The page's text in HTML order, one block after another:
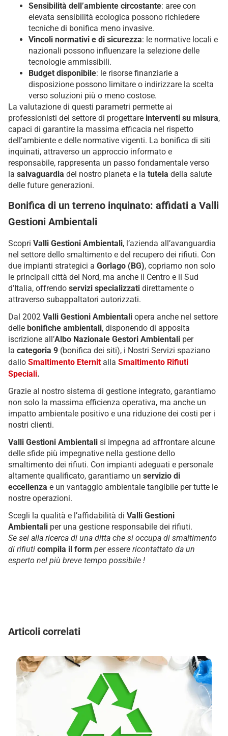
Sensibilità dell’ambiente circostante: aree con
elevata sensibilità ecologica possono richiedere
tecniche di bonifica meno invasive.
Vincoli normativi e di sicurezza: le normative locali e
nazionali possono influenzare la selezione delle
tecnologie ammissibili.
Budget disponibile: le risorse finanziarie a
disposizione possono limitare o indirizzare la scelta
verso soluzioni più o meno costose.
La valutazione di questi parametri permette ai
professionisti del settore di progettare interventi su misura,
capaci di garantire la massima efficacia nel rispetto
dell’ambiente e delle normative vigenti. La bonifica di siti
inquinati, attraverso un approccio informato e
responsabile, rappresenta un passo fondamentale verso
la salvaguardia del nostro pianeta e la tutela della salute
delle future generazioni.
Bonifica di un terreno inquinato: affidati a Valli
Gestioni Ambientali
Scopri Valli Gestioni Ambientali, l’azienda all’avanguardia
nel settore dello smaltimento e del recupero dei rifiuti. Con
due impianti strategici a Gorlago (BG), copriamo non solo
le principali città del Nord, ma anche il Centro e il Sud
d’Italia, offrendo servizi specializzati direttamente o
attraverso subappaltatori autorizzati.
Dal 2002 Valli Gestioni Ambientali opera anche nel settore
delle bonifiche ambientali, disponendo di apposita
iscrizione all’Albo Nazionale Gestori Ambientali per
la categoria 9 (bonifica dei siti), i Nostri Servizi spaziano
dallo Smaltimento Eternit alla Smaltimento Rifiuti
Speciali.
Grazie al nostro sistema di gestione integrato, garantiamo
non solo la massima efficienza operativa, ma anche un
impatto ambientale positivo e una riduzione dei costi per i
nostri clienti.
Valli Gestioni Ambientali si impegna ad affrontare alcune
delle sfide più impegnative nella gestione dello
smaltimento dei rifiuti. Con impianti adeguati e personale
altamente qualificato, garantiamo un servizio di
eccellenza e un vantaggio ambientale tangibile per tutte le
nostre operazioni.
Scegli la qualità e l’affidabilità di Valli Gestioni
Ambientali per una gestione responsabile dei rifiuti.
Se sei alla ricerca di una ditta che si occupa di smaltimento
di rifiuti compila il form per essere ricontattato da un
esperto nel più breve tempo possibile !
Articoli correlati